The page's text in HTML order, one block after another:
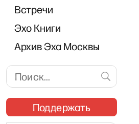
Встречи
Эхо Книги
Архив Эха Москвы
Поддержать